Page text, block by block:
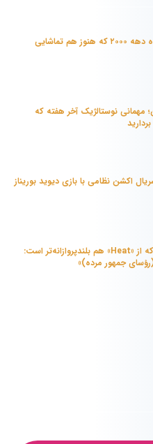
۵ وسترن فراموش‌شده دهه ۲۰۰۰ که هنوز هم تماشایی
مهمانی نوستالژیک آخر هفته که
اکشن نظامی با بازی دیوید بوریناز
فیلم فراموش‌شده‌ای که از «Heat» هم بلندپروازانه‌تر است: